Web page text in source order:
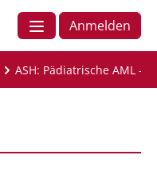
Anmelden
ASH: Pädiatrische AML –